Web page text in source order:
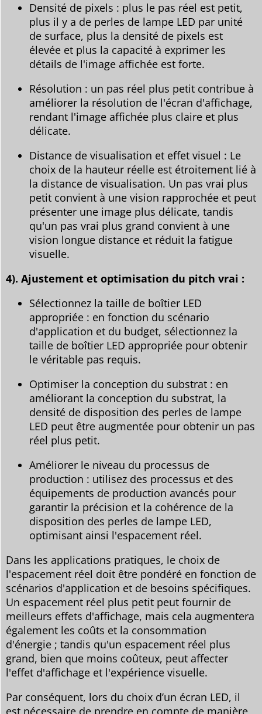
Densité de pixels : plus le pas réel est petit,
plus il y a de perles de lampe LED par unité
de surface, plus la densité de pixels est
élevée et plus la capacité à exprimer les
détails de l'image affichée est forte.
Résolution : un pas réel plus petit contribue à
améliorer la résolution de l'écran d'affichage,
rendant l'image affichée plus claire et plus
délicate.
Distance de visualisation et effet visuel : Le
choix de la hauteur réelle est étroitement lié à
la distance de visualisation. Un pas vrai plus
petit convient à une vision rapprochée et peut
présenter une image plus délicate, tandis
qu'un pas vrai plus grand convient à une
vision longue distance et réduit la fatigue
visuelle.
4). Ajustement et optimisation du pitch vrai :
Sélectionnez la taille de boîtier LED
appropriée : en fonction du scénario
d'application et du budget, sélectionnez la
taille de boîtier LED appropriée pour obtenir
le véritable pas requis.
Optimiser la conception du substrat : en
améliorant la conception du substrat, la
densité de disposition des perles de lampe
LED peut être augmentée pour obtenir un pas
réel plus petit.
Améliorer le niveau du processus de
production : utilisez des processus et des
équipements de production avancés pour
garantir la précision et la cohérence de la
disposition des perles de lampe LED,
optimisant ainsi l'espacement réel.
Dans les applications pratiques, le choix de
l'espacement réel doit être pondéré en fonction de
scénarios d'application et de besoins spécifiques.
Un espacement réel plus petit peut fournir de
meilleurs effets d'affichage, mais cela augmentera
également les coûts et la consommation
d'énergie ; tandis qu'un espacement réel plus
grand, bien que moins coûteux, peut affecter
l'effet d'affichage et l'expérience visuelle.
Par conséquent, lors du choix d’un écran LED, il